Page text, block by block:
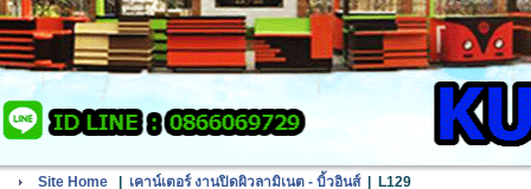
Site Home เคาน์เตอร์ งานปิดผิวลามิเนต - บิ้วอินส์| L129